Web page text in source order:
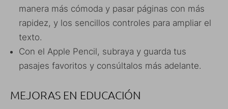
manera más cómoda y pasar páginas con más
rapidez, y los sencillos controles para ampliar el
texto.
Con el Apple Pencil, subraya y guarda tus
pasajes favoritos y consúltalos más adelante.
MEJORAS EN EDUCACIÓN